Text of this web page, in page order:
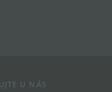
U NÁS